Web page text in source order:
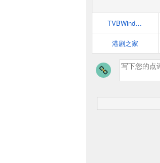
TVBWind港剧网
港剧之家